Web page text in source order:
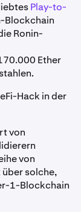
Play-to-
Blockchain
Ronin-
Ether
Hack in der
von
von
solche,
1-Blockchain